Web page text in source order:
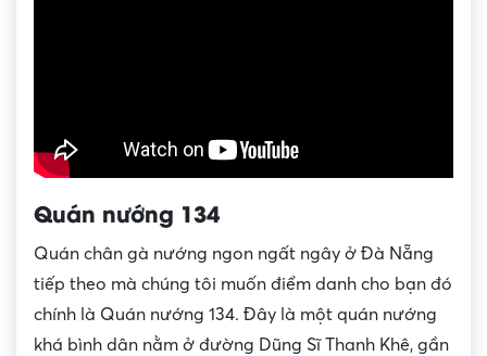
Quán nướng 134
Quán chân gà nướng ngon ngất ngây ở Đà Nẵng
tiếp theo mà chúng tôi muốn điểm danh cho bạn đó
chính là Quán nướng 134. Đây là một quán nướng
khá bình dân nằm ở đường Dũng Sĩ Thanh Khê, gần